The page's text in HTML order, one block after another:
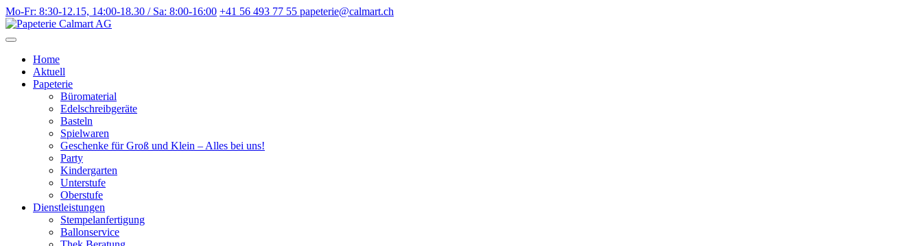
Weiter
zum
Inhalt
Mo-Fr: 8:30-12.15, 14:00-18.30 / Sa: 8:00-16:00 +41 56 493 77 55 papeterie@calmart.ch
Home
Aktuell
Papeterie
Büromaterial
Edelschreibgeräte
Basteln
Spielwaren
Geschenke für Groß und Klein – Alles bei uns!
Party
Kindergarten
Unterstufe
Oberstufe
Dienstleistungen
Stempelanfertigung
Ballonservice